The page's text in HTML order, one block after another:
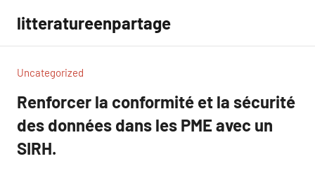
contenu
litteratureenpartage
Uncategorized
Renforcer la conformité et la sécurité
des données dans les PME avec un
SIRH.